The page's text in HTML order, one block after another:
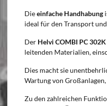
Dieeinfache Handhabung
ideal für den Transport
Der Helvi COMBI PC 302K
leitenden Materialien,
Dies macht sie
Wartung von
Zu den zahlreichen